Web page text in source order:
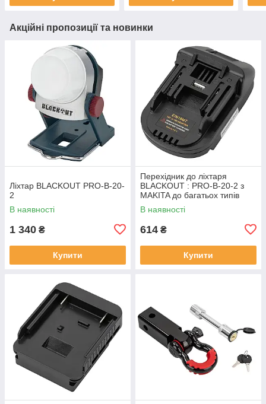
Акційні пропозиції та новинки
Лiхтар BLACKOUT PRO-B-20-
2
В наявності
1 340 ₴
Купити
Перехідник до лiхтаря
BLACKOUT : PRO-B-20-2 з
MAKITA до багатьох типiв
iнструменту
В наявності
614 ₴
Купити